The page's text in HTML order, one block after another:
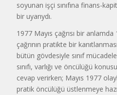
soyunan işçi sınıfına finans-
bir uyarıydı.
1977 Mayıs çağrısı bir
çağrının pratikte bir
bütün gövdesiyle sınıf
sınıfı, varlığı ve öncülüğü
cevap verirken; Mayıs 1977
pratik öncülüğü üstlenmeye